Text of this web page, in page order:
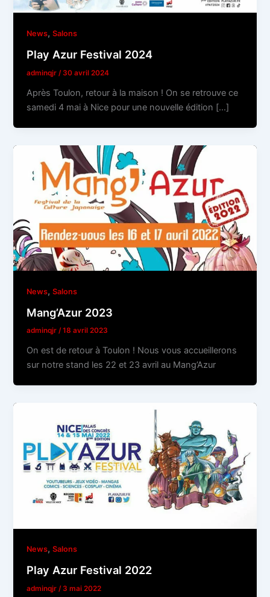
News,Salons
Play Azur Festival 2024
adminqjr/ 30 avril 2024
Après Toulon, retour à la maison ! On se retrouve ce
samedi 4 mai à Nice pour une nouvelle édition […]
News,Salons
Mang’Azur 2023
adminqjr/18 avril 2023
On est de retour à Toulon ! Nous vous accueillerons
sur notre stand les 22 et 23 avril au Mang’Azur
News,Salons
Play Azur Festival 2022
adminqjr/ 3 mai 2022